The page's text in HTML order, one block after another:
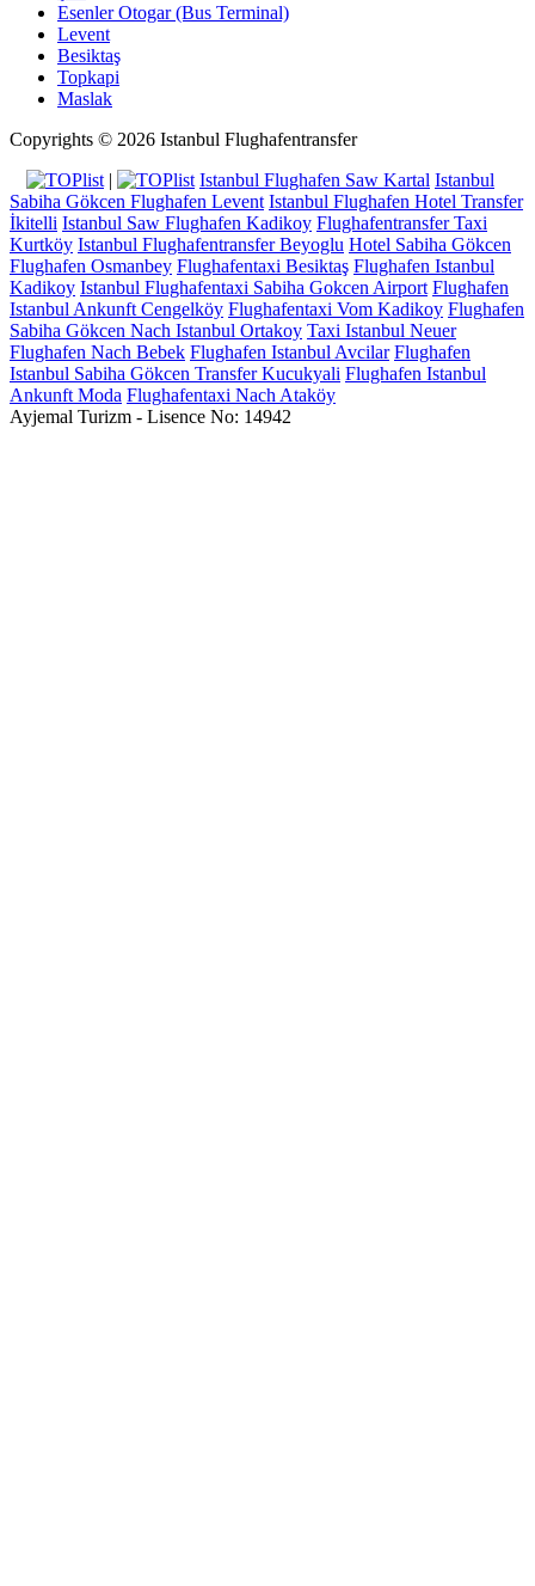
Esenler Otogar (Bus Terminal)
Levent
Besiktaş
Topkapi
Maslak
Copyrights © 2026 Istanbul Flughafentransfer
|
Istanbul Flughafen Saw Kartal Istanbul
Sabiha Gökcen Flughafen Levent Istanbul Flughafen Hotel Transfer
İkitelli Istanbul Saw Flughafen Kadikoy Flughafentransfer Taxi
Kurtköy Istanbul Flughafentransfer Beyoglu Hotel Sabiha Gökcen
Flughafen Osmanbey Flughafentaxi Besiktaş Flughafen Istanbul
Kadikoy Istanbul Flughafentaxi Sabiha Gokcen Airport Flughafen
Istanbul Ankunft Cengelköy Flughafentaxi Vom Kadikoy Flughafen
Sabiha Gökcen Nach Istanbul Ortakoy Taxi Istanbul Neuer
Flughafen Nach Bebek Flughafen Istanbul Avcilar Flughafen
Istanbul Sabiha Gökcen Transfer Kucukyali Flughafen Istanbul
Ankunft Moda Flughafentaxi Nach Ataköy
Ayjemal Turizm - Lisence No: 14942